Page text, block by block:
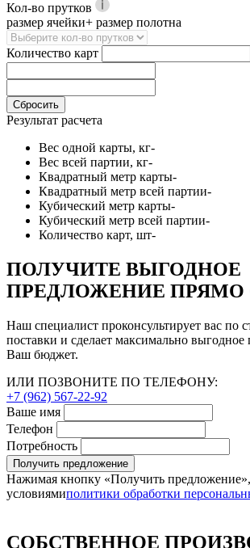
Кол-во прутков
размер ячейки+ размер полотна
Количество карт
Сбросить
Результат расчета
Вес одной карты, кг-
Вес всей партии, кг-
Квадратный метр карты-
Квадратный метр всей партии-
Кубический метр карты-
Кубический метр всей партии-
Количество карт, шт-
ПОЛУЧИТЕ ВЫГОДНОЕ
ПРЕДЛОЖЕНИЕ ПРЯМО
Наш специалист проконсультирует вас по
поставки и сделает максимально
Ваш бюджет.
ИЛИ ПОЗВОНИТЕ ПО ТЕЛЕФОНУ:
+7 (962) 567-22-92
Ваше имя
Телефон
Потребность
Получить предложение
Нажимая кнопку «Получить предложение»,
условиямиполитики обработки
СОБСТВЕННОЕ